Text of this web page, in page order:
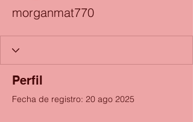
morganmat770
Perfil
Fecha de registro: 20 ago 2025